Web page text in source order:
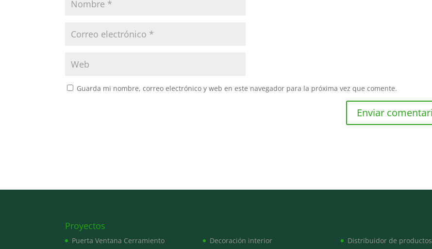
Guarda mi nombre, correo electrónico y web en este navegador para la próxima vez que comente.
Proyectos
Puerta Ventana Cerramiento Decoración interior
Distribuidor de productos